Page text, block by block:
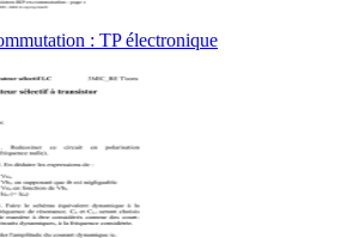
: TP électronique